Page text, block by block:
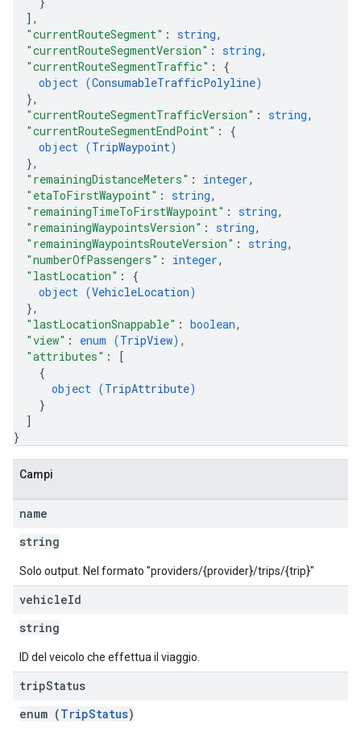
] ,
"currentRouteSegment" : string,
"currentRouteSegmentVersion" : string,
"currentRouteSegmentTraffic" : {
object (ConsumableTrafficPolyline)
},
"currentRouteSegmentTrafficVersion" : string,
"currentRouteSegmentEndPoint" : {
object (TripWaypoint)
},
"remainingDistanceMeters" : integer,
"etaToFirstWaypoint" : string,
"remainingTimeToFirstWaypoint" : string,
"remainingWaypointsVersion" : string,
"remainingWaypointsRouteVersion" : string,
"numberOfPassengers" : integer,
"lastLocation" : {
object (VehicleLocation)
},
"lastLocationSnappable" : boolean,
"view" : enum (TripView) ,
"attributes" :
[
{
object (TripAttribute)
}
]
}
Campi
name
string
Solo output. Nel formato "providers/{provider}/trips/{trip}"
vehicleId
string
ID del veicolo che effettua il viaggio.
tripStatus
enum (TripStatus)